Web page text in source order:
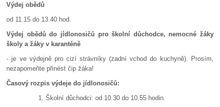
Výdej obědů
od 11.15 do 13.40 hod.
Výdej obědů do jídlonosičů pro školní důchodce, nemocné žáky
školy a žáky v karanténě
- je ve výdejně pro cizí strávníky (zadní vchod do kuchyně). Prosím,
nezapomeňte přinést čip žáka!
Časový rozpis výdeje do jídlonosičů:
Školní důchodci: od 10.30 do 10.55 hodin.